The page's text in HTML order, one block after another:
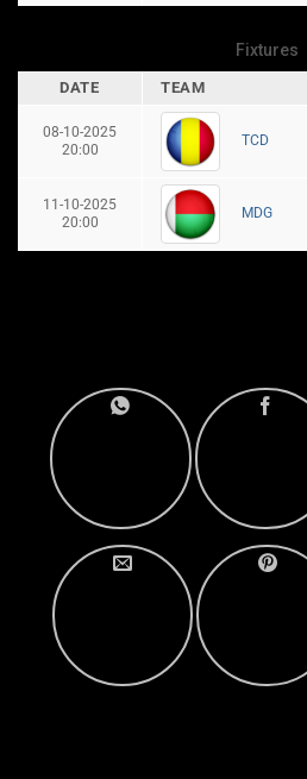
Fixtures
DATE TEAM
08-10-2025
20:00
TCD
11-10-2025
20:00
MDG